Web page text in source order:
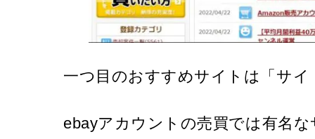
一つ目のおすすめサイトは「サ
ebayアカウントの売買では有名